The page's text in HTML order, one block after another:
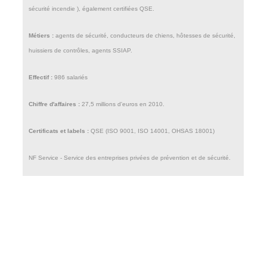
sécurité incendie ), également certifiées QSE.
Métiers : agents de sécurité, conducteurs de chiens, hôtesses de sécurité,
huissiers de contrôles, agents SSIAP.
Effectif : 986 salariés
Chiffre d'affaires : 27,5 millions d'euros en 2010.
Certificats et labels : QSE (ISO 9001, ISO 14001, OHSAS 18001)
NF Service - Service des entreprises privées de prévention et de sécurité.